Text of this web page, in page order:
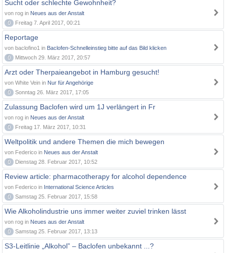
Sucht oder schlechte Gewohnheit?
von rog in Neues aus der Anstalt
0
Freitag 7. April 2017, 00:21
Reportage
von baclofino1 in Baclofen-Schnelleinstieg bitte auf das Bild klicken
0
Mittwoch 29. März 2017, 20:57
Arzt oder Therpaieangebot in Hamburg gesucht!
von White Vein in Nur für Angehörige
0
Sonntag 26. März 2017, 17:05
Zulassung Baclofen wird um 1J verlängert in Fr
von rog in Neues aus der Anstalt
0
Freitag 17. März 2017, 10:31
Weltpolitik und andere Themen die mich bewegen
von Federico in Neues aus der Anstalt
0
Dienstag 28. Februar 2017, 10:52
Review article: pharmacotherapy for alcohol dependence
von Federico in International Science Articles
0
Samstag 25. Februar 2017, 15:58
Wie Alkoholindustrie uns immer weiter zuviel trinken lässt
von rog in Neues aus der Anstalt
0
Samstag 25. Februar 2017, 13:13
S3-Leitlinie „Alkohol” – Baclofen unbekannt ...?